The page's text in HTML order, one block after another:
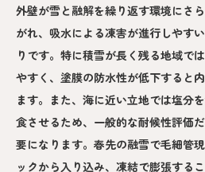
外壁が雪と融解を繰り返す環境にさ
がれ、吸水による凍害が進行しやす
りです。特に積雪が長く残る地域で
やすく、塗膜の防水性が低下すると
ます。また、海に近い立地では塩分
食させるため、一般的な耐候性評価
要になります。春先の融雪で毛細管
ックから入り込み、凍結で膨張する